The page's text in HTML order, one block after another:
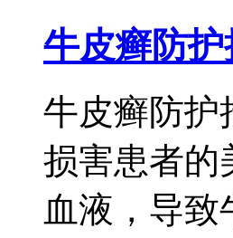
牛皮癣防
牛皮癣防护
损害患者的
血液，导